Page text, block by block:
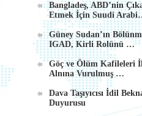
Bangladeş, ABD’nin
Etmek İçin Suudi
Güney Sudan’ın
IGAD, Kirli Rolünü …
Göç ve Ölüm Kafileleri
Alnına Vurulmuş …
Dava Taşıyıcısı İdil
Duyurusu